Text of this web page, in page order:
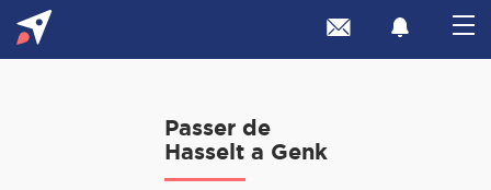
Passer de
Hasselt a Genk